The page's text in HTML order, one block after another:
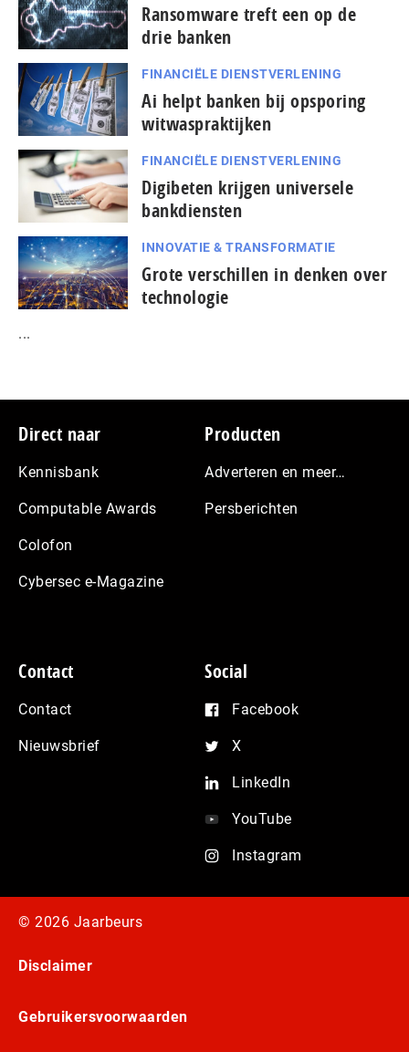
Ransomware treft een op de
drie banken
FINANCIËLE DIENSTVERLENING
Ai helpt banken bij opsporing
witwaspraktijken
FINANCIËLE DIENSTVERLENING
Digibeten krijgen universele
bankdiensten
INNOVATIE & TRANSFORMATIE
Grote verschillen in denken over
technologie
...
Footer
Direct naar
Kennisbank
Computable Awards
Colofon
Cybersec e-Magazine
Producten
Adverteren en meer…
Persberichten
Contact
Contact
Nieuwsbrief
Social
Facebook
X
LinkedIn
YouTube
Instagram
© 2026 Jaarbeurs
Disclaimer
Gebruikersvoorwaarden